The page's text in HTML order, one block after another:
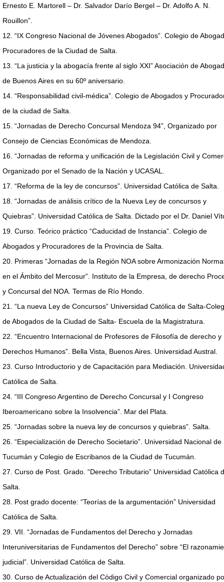
Ernesto E. Martorell – Dr. Salvador Darío Bergel – Dr. Adolfo A. N.
Rouillon”.
12. “IX Congreso Nacional de Jóvenes Abogados”. Colegio de
Procuradores de la Ciudad de Salta.
13. “La justicia y la abogacía frente al siglo XXI” Asociación de
de Buenos Aires en su 60º aniversario.
14. “Responsabilidad civil-médica”. Colegio de Abogados y
de la ciudad de Salta.
15. “Jornadas de Derecho Concursal Mendoza 94”, Organizado por
Consejo de Ciencias Económicas de Mendoza.
16. “Jornadas de reforma y unificación de la Legislación Civil y
Organizado por el Senado de la Nación y UCASAL.
17. “Reforma de la ley de concursos”. Universidad Católica de Salta.
18. “Jornadas de análisis crítico de la Nueva Ley de concursos y
Quiebras”. Universidad Católica de Salta. Dictado por el Dr. Daniel
19. Curso. Teórico práctico “Caducidad de Instancia”. Colegio de
Abogados y Procuradores de la Provincia de Salta.
20. Primeras “Jornadas de la Región NOA sobre Armonización
en el Ámbito del Mercosur”. Instituto de la Empresa, de derecho
y Concursal del NOA. Termas de Río Hondo.
21. “La nueva Ley de Concursos” Universidad Católica de Salta-
de Abogados de la Ciudad de Salta- Escuela de la Magistratura.
22. “Encuentro Internacional de Profesores de Filosofía de derecho y
Derechos Humanos”. Bella Vista, Buenos Aires. Universidad Austral.
23. Curso Introductorio y de Capacitación para Mediación.
Católica de Salta.
24. “III Congreso Argentino de Derecho Concursal y I Congreso
Iberoamericano sobre la Insolvencia”. Mar del Plata.
25. “Jornadas sobre la nueva ley de concursos y quiebras”. Salta.
26. “Especialización de Derecho Societario”. Universidad Nacional de
Tucumán y Colegio de Escribanos de la Ciudad de Tucumán.
27. Curso de Post. Grado. “Derecho Tributario” Universidad Católica
Salta.
28. Post grado docente: “Teorías de la argumentación” Universidad
Católica de Salta.
29. VII. “Jornadas de Fundamentos del Derecho y Jornadas
Interuniversitarias de Fundamentos del Derecho” sobre “El
judicial”. Universidad Católica de Salta.
30. Curso de Actualización del Código Civil y Comercial organizado